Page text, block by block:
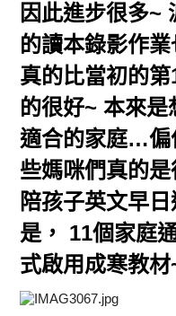
因此進步很多~
的讀本錄影作
真的比當初的
的很好~ 本來
適合的家庭…偏
些媽咪們真的
陪孩子英文早
是， 11個家庭
式啟用成寒教材